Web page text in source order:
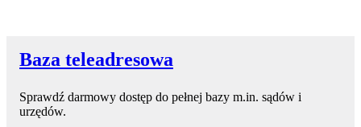
Baza teleadresowa
Sprawdź darmowy dostęp do pełnej bazy m.in. sądów i
urzędów.